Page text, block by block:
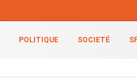
POLITIQUE SOCIETÉ